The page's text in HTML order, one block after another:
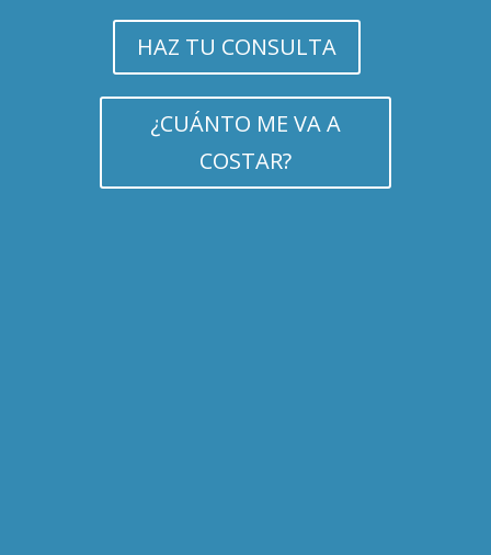
HAZ TU CONSULTA
¿CUÁNTO ME VA A
COSTAR?